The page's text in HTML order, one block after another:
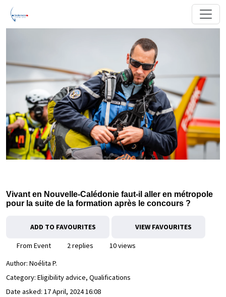
Vivant en Nouvelle-Calédonie faut-il aller en métropole
pour la suite de la formation après le concours ?
ADD TO FAVOURITES VIEW FAVOURITES
From Event 2 replies
10 views
Author: Noélita P.
Category: Eligibility advice, Qualifications
Date asked: 17 April, 2024 16:08